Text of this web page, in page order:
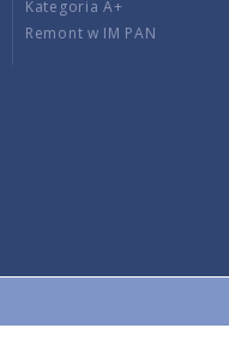
Kategoria A+
Remont w IM PAN